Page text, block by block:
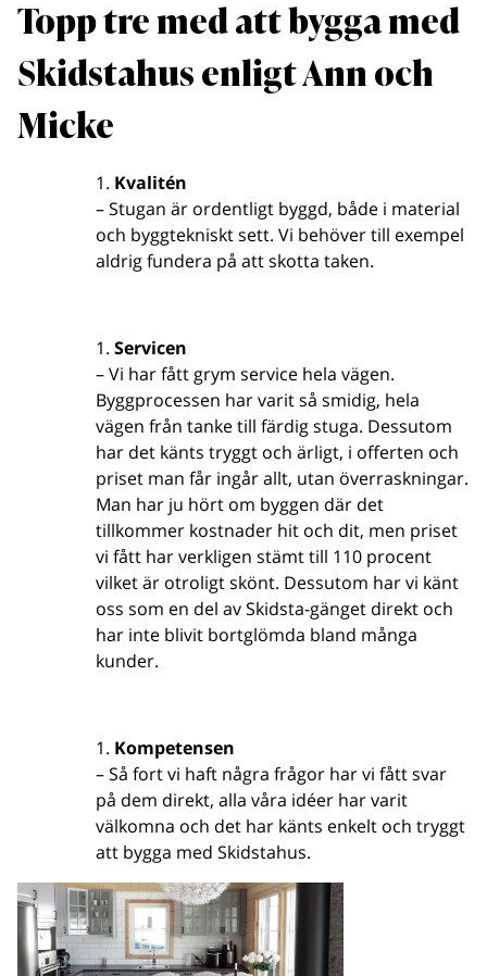
Topp tre med att bygga med
Skidstahus enligt Ann och
Micke
Kvalitén
– Stugan är ordentligt byggd, både i material
och byggtekniskt sett. Vi behöver till exempel
aldrig fundera på att skotta taken.
Servicen
– Vi har fått grym service hela vägen.
Byggprocessen har varit så smidig, hela
vägen från tanke till färdig stuga. Dessutom
har det känts tryggt och ärligt, i offerten och
priset man får ingår allt, utan överraskningar.
Man har ju hört om byggen där det
tillkommer kostnader hit och dit, men priset
vi fått har verkligen stämt till 110 procent
vilket är otroligt skönt. Dessutom har vi känt
oss som en del av Skidsta-gänget direkt och
har inte blivit bortglömda bland många
kunder.
Kompetensen
– Så fort vi haft några frågor har vi fått svar
på dem direkt, alla våra idéer har varit
välkomna och det har känts enkelt och tryggt
att bygga med Skidstahus.